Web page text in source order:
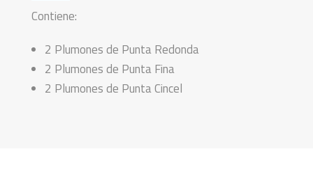
Contiene:
2 Plumones de Punta Redonda
2 Plumones de Punta Fina
2 Plumones de Punta Cincel